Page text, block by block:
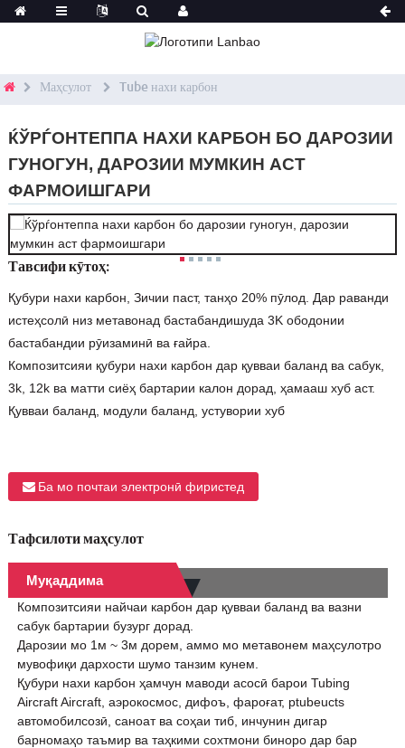
Маҳсулот Tube нахи карбон
ЌЎРЃОНТЕППА НАХИ КАРБОН БО ДАРОЗИИ
ГУНОГУН, ДАРОЗИИ МУМКИН АСТ
ФАРМОИШГАРИ
Тавсифи кӯтоҳ:
Қубури нахи карбон, Зичии паст, танҳо 20% пӯлод. Дар раванди
истеҳсолӣ низ метавонад бастабандишуда 3K ободонии
бастабандии рӯизаминӣ ва ғайра.
Композитсияи қубури нахи карбон дар қувваи баланд ва сабук,
3k, 12k ва матти сиёҳ бартарии калон дорад, ҳамааш хуб аст.
Қувваи баланд, модули баланд, устувории хуб
Ба мо почтаи электронӣ фиристед
Тафсилоти маҳсулот
Муқаддима
Композитсияи найчаи карбон дар қувваи баланд ва вазни
сабук бартарии бузург дорад.
Дарозии мо 1м ~ 3м дорем, аммо мо метавонем маҳсулотро
мувофиқи дархости шумо танзим кунем.
Қубури нахи карбон ҳамчун маводи асосӣ барои Tubing
Aircraft Aircraft, аэрокосмос, дифоъ, фароғат, ptubeucts
автомобилсозӣ, саноат ва соҳаи тиб, инчунин дигар
барномаҳо таъмир ва таҳкими сохтмони биноро дар бар